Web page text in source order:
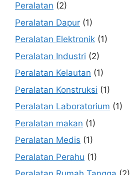
Peralatan (2)
Peralatan Dapur (1)
Peralatan Elektronik (1)
Peralatan Industri (2)
Peralatan Kelautan (1)
Peralatan Konstruksi (1)
Peralatan Laboratorium (1)
Peralatan makan (1)
Peralatan Medis (1)
Peralatan Perahu (1)